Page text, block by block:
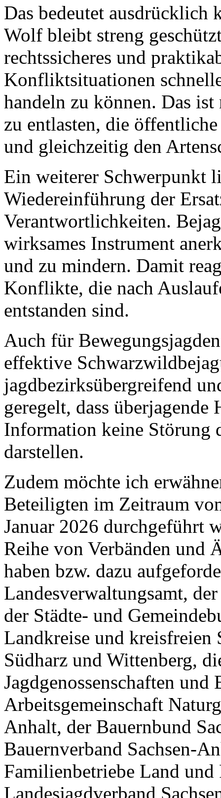
Das bedeutet ausdrücklich
Wolf bleibt streng
rechtssicheres und
Konfliktsituationen
handeln zu können. Das
zu entlasten, die
und gleichzeitig den
Ein weiterer Schwerpunkt
Wiedereinführung der
Verantwortlichkeiten.
wirksames Instrument
und zu mindern. Damit
Konflikte, die nach
entstanden sind.
Auch für
effektive
jagdbezirksübergreifend
geregelt, dass
Information keine Störung
darstellen.
Zudem möchte ich
Beteiligten im Zeitraum
Januar 2026 durchgeführt
Reihe von Verbänden und
haben bzw. dazu
Landesverwaltungsamt,
der Städte- und
Landkreise und kreisfreien
Südharz und Wittenberg,
Jagdgenossenschaften
Arbeitsgemeinschaft
Anhalt, der Bauernbund
Bauernverband Sachsen-
Familienbetriebe Land und
Landesjagdverband